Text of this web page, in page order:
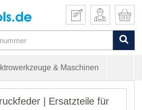
& Maschinen
| Ersatzteile für